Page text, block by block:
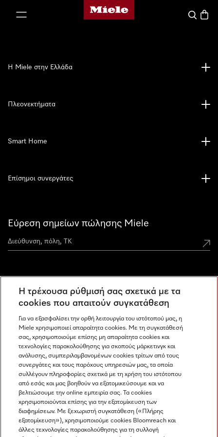
Αρχική σελίδα της Miele
Εύρεση σημείων πώλησης Miele
Ανακαλύψτε τα Miele Experience Center
Newsletter
Η Miele στην Ελλάδα
Πλεονεκτήματα
Smart Home
Επίσημοι συνεργάτες
Miele στο Instagram
Miele στο Facebook
Miele στο Youtube
Η τρέχουσα ρύθμισή σας σχετικά με τα
cookies που απαιτούν συγκατάθεση
Για να εξασφαλίσει την ορθή λειτουργία του ιστότοπού μας, η
Miele χρησιμοποιεί απαραίτητα cookies. Με τη συγκατάθεσή
σας, χρησιμοποιούμε επίσης μη απαραίτητα cookies και
τεχνολογίες παρακολούθησης για σκοπούς μάρκετινγκ και
ανάλυσης, συμπεριλαμβανομένων cookies τρίτων από τους
συνεργάτες και τους παρόχους υπηρεσιών μας, τα οποία
συλλέγουν πληροφορίες σχετικά με τη χρήση του ιστότοπου
από εσάς και μας βοηθούν να εξατομικεύσουμε και να
βελτιώσουμε την online εμπειρία σας. Τα cookies
χρησιμοποιούνται επίσης για την εξατομίκευση των
διαφημίσεων. Με ξεχωριστή συγκατάθεση («Πλήρης
εξατομίκευση»), χρησιμοποιούμε cookies Bloomreach και
άλλες τεχνολογίες παρακολούθησης για τη συλλογή